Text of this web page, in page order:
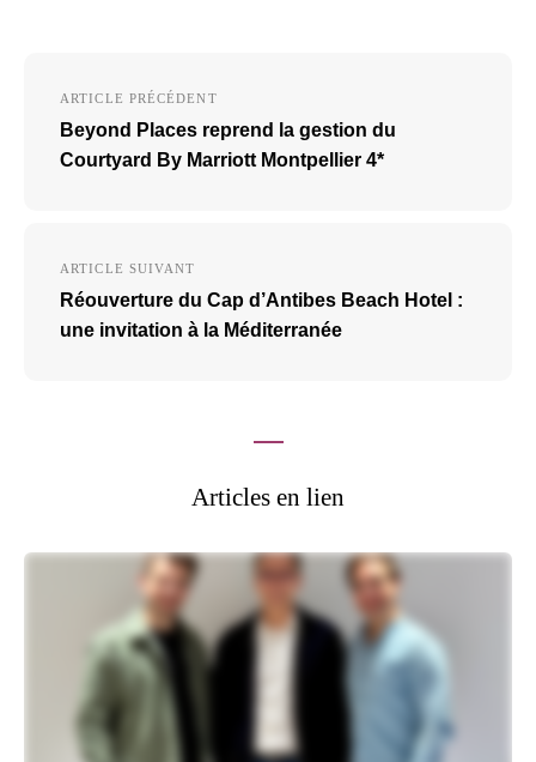
l’article
ARTICLE PRÉCÉDENT
Beyond Places reprend la gestion du
Courtyard By Marriott Montpellier 4*
ARTICLE SUIVANT
Réouverture du Cap d’Antibes Beach Hotel :
une invitation à la Méditerranée
Articles en lien